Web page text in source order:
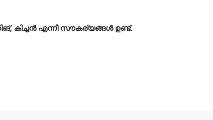
കിച്ചൻ എന്നീ സൗകര്യങ്ങൾ ഉണ്ട്.